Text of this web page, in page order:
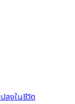
ลงในชีวิต